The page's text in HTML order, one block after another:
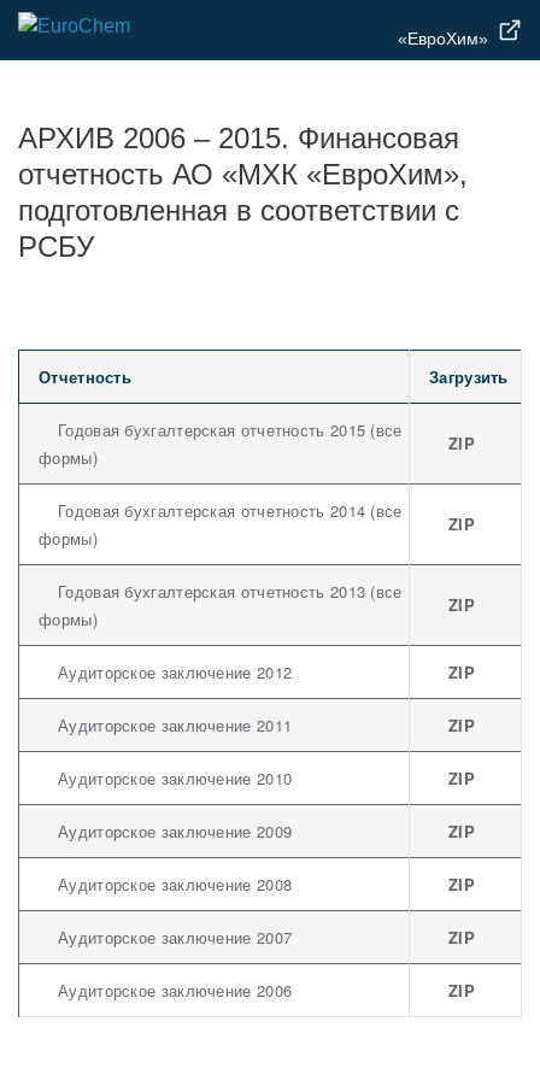
«ЕвроХим»
АРХИВ 2006 – 2015. Финансовая
отчетность АО «МХК «ЕвроХим»,
подготовленная в соответствии с
РСБУ
Отчетность Загрузить
Годовая бухгалтерская отчетность 2015 (все
формы)
ZIP
Годовая бухгалтерская отчетность 2014 (все
формы)
ZIP
Годовая бухгалтерская отчетность 2013 (все
формы)
ZIP
Аудиторское заключение 2012 ZIP
Аудиторское заключение 2011 ZIP
Аудиторское заключение 2010 ZIP
Аудиторское заключение 2009 ZIP
Аудиторское заключение 2008 ZIP
Аудиторское заключение 2007 ZIP
Аудиторское заключение 2006 ZIP